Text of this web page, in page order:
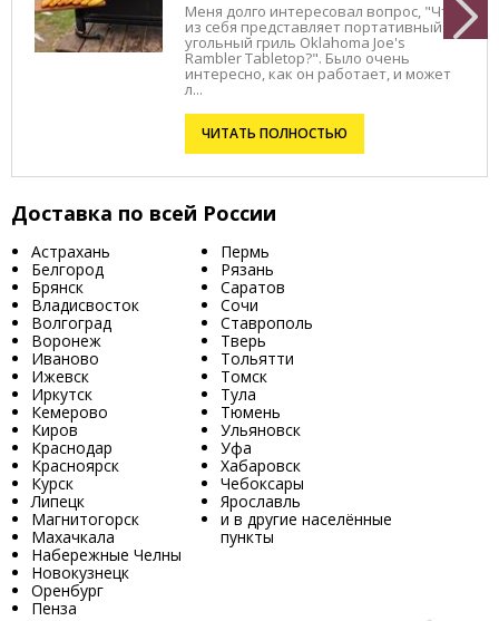
Меня долго интересовал вопрос, "Что
из себя представляет портативный
угольный гриль Oklahoma Joe's
Rambler Tabletop?". Было очень
интересно, как он работает, и может
л...
ЧИТАТЬ ПОЛНОСТЬЮ
Доставка по всей России
Астрахань
Белгород
Брянск
Владисвосток
Волгоград
Воронеж
Иваново
Ижевск
Иркутск
Кемерово
Киров
Краснодар
Красноярск
Курск
Липецк
Магнитогорск
Махачкала
Набережные Челны
Новокузнецк
Оренбург
Пенза
Пермь
Рязань
Саратов
Сочи
Ставрополь
Тверь
Тольятти
Томск
Тула
Тюмень
Ульяновск
Уфа
Хабаровск
Чебоксары
Ярославль
и в другие населённые
пункты